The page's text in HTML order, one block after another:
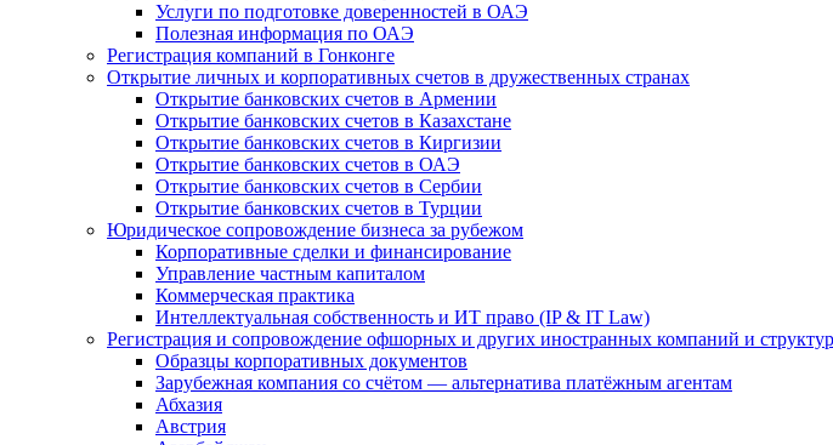
Услуги по подготовке доверенностей в ОАЭ
Полезная информация по ОАЭ
Регистрация компаний в Гонконге
Открытие личных и корпоративных счетов в дружественных странах
Открытие банковских счетов в Армении
Открытие банковских счетов в Казахстане
Открытие банковских счетов в Киргизии
Открытие банковских счетов в ОАЭ
Открытие банковских счетов в Сербии
Открытие банковских счетов в Турции
Юридическое сопровождение бизнеса за рубежом
Корпоративные сделки и финансирование
Управление частным капиталом
Коммерческая практика
Интеллектуальная собственность и ИТ право (IP & IT Law)
Регистрация и сопровождение офшорных и других иностранных компаний и структур
Образцы корпоративных документов
Зарубежная компания со счётом — альтернатива платёжным агентам
Абхазия
Австрия